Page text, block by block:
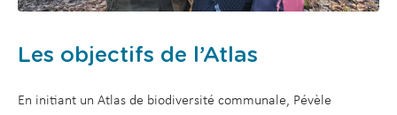
Les objectifs de l’Atlas
En initiant un Atlas de biodiversité communale, Pévèle